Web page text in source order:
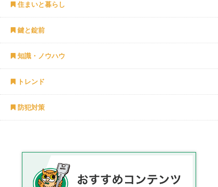
住まいと暮らし
鍵と錠前
知識・ノウハウ
トレンド
防犯対策